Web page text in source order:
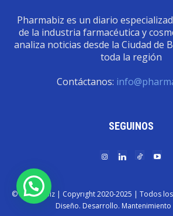
Pharmabiz es un diario
de la industria farmacéutica y
analiza noticias desde la Ciudad de
toda la región
Contáctanos:
SEGUINOS
© Pharmabiz | Copyrıght 2020-2025 | Todos
Diseño. Desarrollo. Mantenimiento